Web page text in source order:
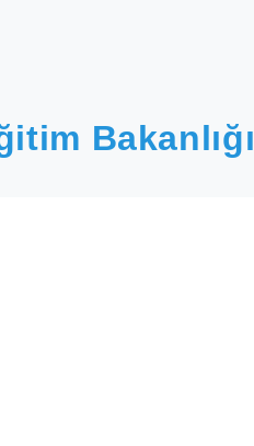
Bakanlığı